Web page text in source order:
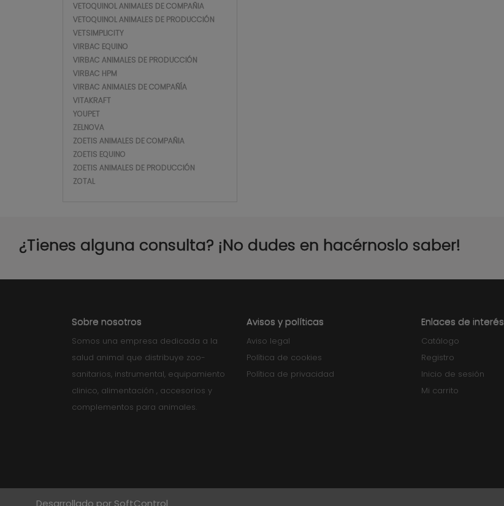
VETOQUINOL ANIMALES DE COMPAÑIA
VETOQUINOL ANIMALES DE PRODUCCIÓN
VETSIMPLICITY
VIRBAC EQUINO
VIRBAC ANIMALES DE PRODUCCIÓN
VIRBAC HPM
VIRBAC ANIMALES DE COMPAÑÍA
VITAKRAFT
YOUPET
ZELNOVA
ZOETIS ANIMALES DE COMPAÑIA
ZOETIS EQUINO
ZOETIS ANIMALES DE PRODUCCIÓN
ZOTAL
¿Tienes alguna consulta? ¡No dudes en hacérnoslo saber!
Sobre nosotros
Somos una empresa dedicada a la
salud animal que distribuye zoo-
sanitarios, instrumental, equipamiento
clinico, alimentación , accesorios y
complementos para animales.
Avisos y políticas
Aviso legal
Política de cookies
Política de privacidad
Enlaces de interés
Catálogo
Registro
Inicio de sesión
Mi carrito
Desarrollado por SoftControl